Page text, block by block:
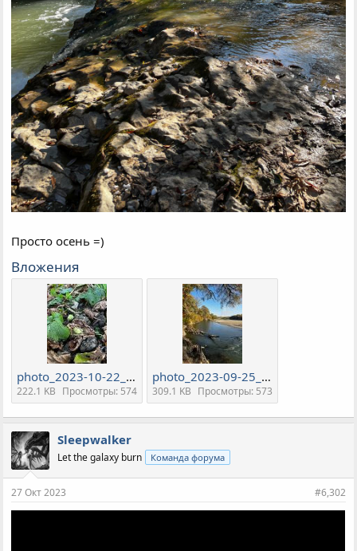
Просто осень =)
Вложения
photo_2023-10-22_23-27-34.jpg
222.1 KB Просмотры: 574
photo_2023-09-25_08-15-06.jpg
309.1 KB Просмотры: 573
Sleepwalker
Let the galaxy burn Команда форума
27 Окт 2023 #6,302